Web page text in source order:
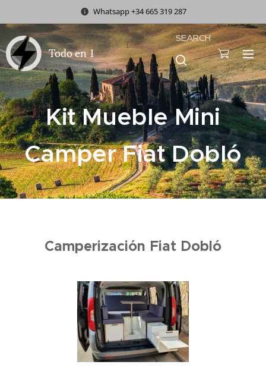
Whatsapp +34 665 319 287
Todo en 1
SEARCH
Kit Mueble Mini
Camper Fiat Dobló
Camperización Fiat Dobló